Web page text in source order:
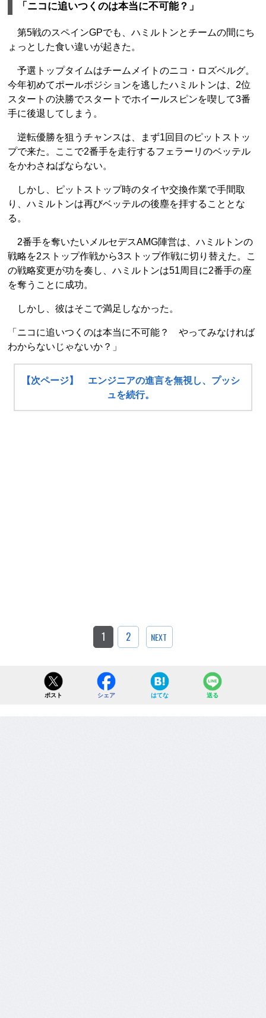
「ニコに追いつくのは本当に不可能？」
第5戦のスペインGPでも、ハミルトンとチームの間にち
ょっとした食い違いが起きた。
予選トップタイムはチームメイトのニコ・ロズベルグ。
今年初めてポールポジションを逃したハミルトンは、2位
スタートの決勝でスタートでホイールスピンを喫して3番
手に後退してしまう。
逆転優勝を狙うチャンスは、まず1回目のピットストッ
プで来た。ここで2番手を走行するフェラーリのベッテル
をかわさねばならない。
しかし、ピットストップ時のタイヤ交換作業で手間取
り、ハミルトンは再びベッテルの後塵を拝することとな
る。
2番手を奪いたいメルセデスAMG陣営は、ハミルトンの
戦略を2ストップ作戦から3ストップ作戦に切り替えた。こ
の戦略変更が功を奏し、ハミルトンは51周目に2番手の座
を奪うことに成功。
しかし、彼はそこで満足しなかった。
「ニコに追いつくのは本当に不可能？ やってみなければ
わからないじゃないか？」
【次ページ】 エンジニアの進言を無視し、プッシ
ュを続行。
1 2 NEXT
ポスト シェア はてな 送る